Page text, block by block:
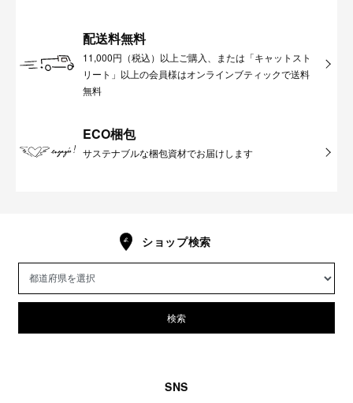
配送料無料
11,000円（税込）以上ご購入、または「キャットスト
リート」以上の会員様はオンラインブティックで送料
無料
ECO梱包
サステナブルな梱包資材でお届けします
ショップ検索
検索
SNS